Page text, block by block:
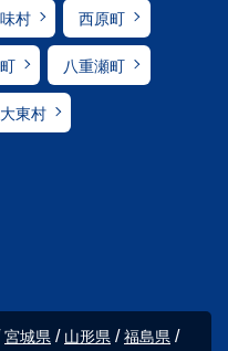
村 西原町
八重瀬町
東村
宮城県 山形県
福島県